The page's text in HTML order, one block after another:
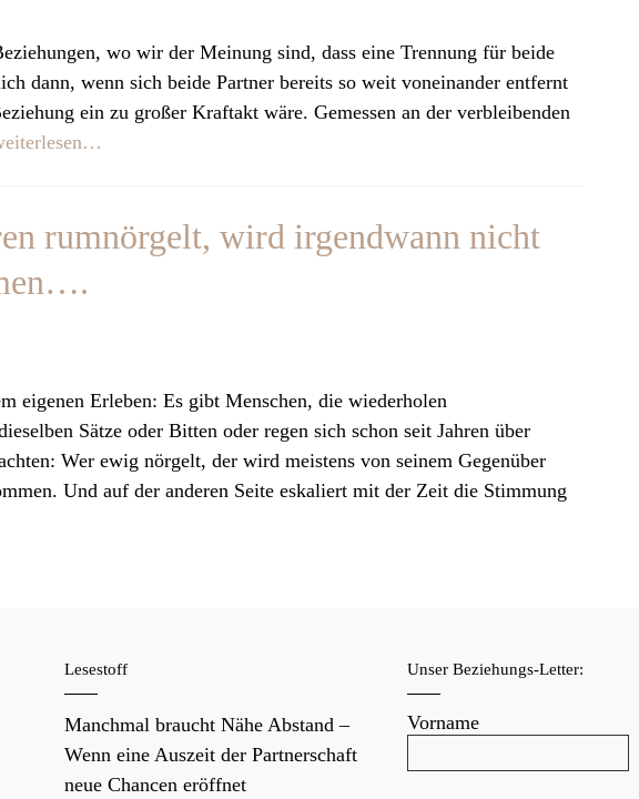
wo wir der Meinung sind, dass eine Trennung für beide
dann, wenn sich beide Partner bereits so weit voneinander entfernt
ein zu großer Kraftakt wäre. Gemessen an der verbleibenden
rumnörgelt, wird irgendwann nicht
eigenen Erleben: Es gibt Menschen, die wiederholen
Sätze oder Bitten oder regen sich schon seit Jahren über
Wer ewig nörgelt, der wird meistens von seinem Gegenüber
Und auf der anderen Seite eskaliert mit der Zeit die Stimmung
Lesestoff
Manchmal braucht Nähe Abstand –
Wenn eine Auszeit der Partnerschaft
neue Chancen eröffnet
Unser Beziehungs-Letter:
Vorname